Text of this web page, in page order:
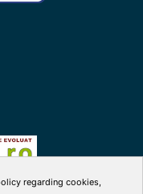
regarding cookies,